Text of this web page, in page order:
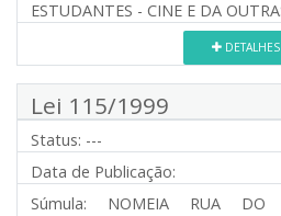
ESTUDANTES - CINE E DA
DETALHES
Lei 115/1999
Status: ---
Data de Publicação:
Súmula: NOMEIA RUA DO